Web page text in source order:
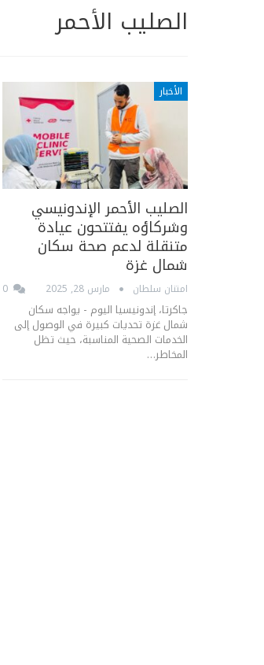
الصليب الأحمر
الأخبار
الصليب الأحمر الإندونيسي
وشركاؤه يفتتحون عيادة
متنقلة لدعم صحة سكان
شمال غزة
امتنان سلطان مارس 28, 2025
جاكرتا، إندونيسيا اليوم - يواجه سكان
شمال غزة تحديات كبيرة في الوصول إلى
الخدمات الصحية المناسبة، حيث تظل
المخاطر…